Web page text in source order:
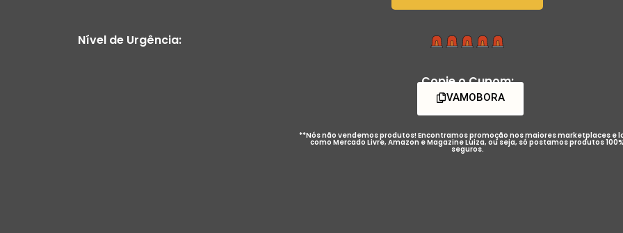
Nível de Urgência:
Copie o Cupom:
VAMOBORA
**Nós não vendemos produtos! Encontramos promoção nos maiores marketplaces e
como Mercado Livre, Amazon e Magazine Luiza, ou seja, só postamos produtos 100%
seguros.